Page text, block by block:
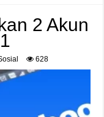
2 Akun
628